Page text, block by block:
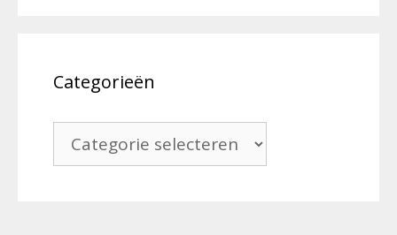
Categorieën
Categorieën